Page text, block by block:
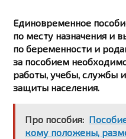
Единовременное
по месту назначения и
по беременности и
за пособием
работы, учебы, службы
защиты населения.
Про пособия:
кому положены,